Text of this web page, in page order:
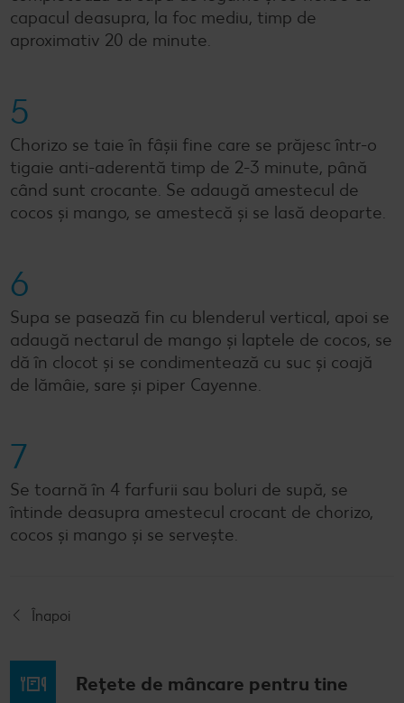
capacul deasupra, la foc mediu, timp de
aproximativ 20 de minute.
5
Chorizo se taie în fâșii fine care se prăjesc într-o
tigaie anti-aderentă timp de 2-3 minute, până
când sunt crocante. Se adaugă amestecul de
cocos și mango, se amestecă și se lasă deoparte.
6
Supa se pasează fin cu blenderul vertical, apoi se
adaugă nectarul de mango și laptele de cocos, se
dă în clocot și se condimentează cu suc și coajă
de lămâie, sare și piper Cayenne.
7
Se toarnă în 4 farfurii sau boluri de supă, se
întinde deasupra amestecul crocant de chorizo,
cocos și mango și se servește.
Înapoi
Rețete de mâncare pentru tine